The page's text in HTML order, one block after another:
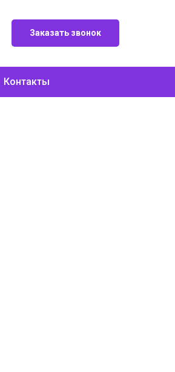
Заказать звонок
Контакты